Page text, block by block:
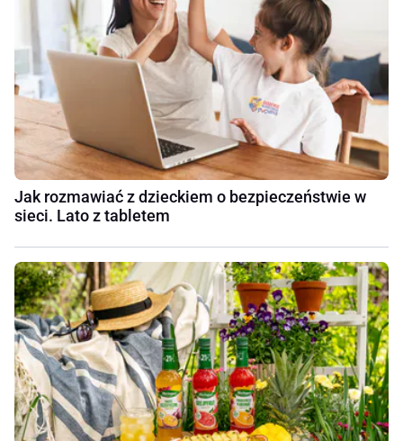
Jak rozmawiać z dzieckiem o bezpieczeństwie w
sieci. Lato z tabletem